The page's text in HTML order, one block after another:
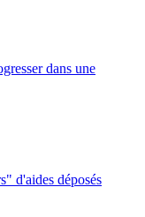
dans une
d'aides déposés